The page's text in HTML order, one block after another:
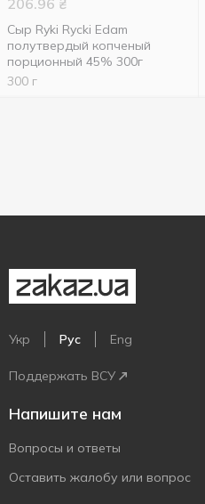
206.96 ₴
Сыр Ryki Rycki Edam
полутвердый копченый
порционный 45% 300г
300 г
Укр Рус Eng
Поддержать ВСУ
Напишите нам
Вопросы и ответы
Оставить жалобу или вопрос